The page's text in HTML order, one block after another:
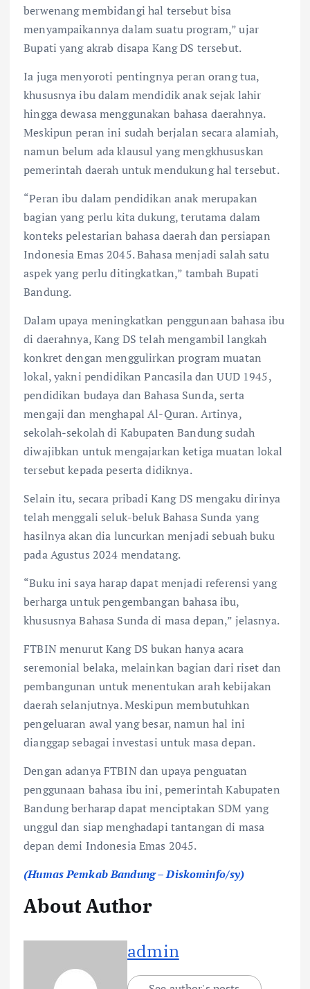
berwenang membidangi hal tersebut bisa
menyampaikannya dalam suatu program,” ujar
Bupati yang akrab disapa Kang DS tersebut.
Ia juga menyoroti pentingnya peran orang tua,
khususnya ibu dalam mendidik anak sejak lahir
hingga dewasa menggunakan bahasa daerahnya.
Meskipun peran ini sudah berjalan secara alamiah,
namun belum ada klausul yang mengkhususkan
pemerintah daerah untuk mendukung hal tersebut.
“Peran ibu dalam pendidikan anak merupakan
bagian yang perlu kita dukung, terutama dalam
konteks pelestarian bahasa daerah dan persiapan
Indonesia Emas 2045. Bahasa menjadi salah satu
aspek yang perlu ditingkatkan,” tambah Bupati
Bandung.
Dalam upaya meningkatkan penggunaan bahasa ibu
di daerahnya, Kang DS telah mengambil langkah
konkret dengan menggulirkan program muatan
lokal, yakni pendidikan Pancasila dan UUD 1945,
pendidikan budaya dan Bahasa Sunda, serta
mengaji dan menghapal Al-Quran. Artinya,
sekolah-sekolah di Kabupaten Bandung sudah
diwajibkan untuk mengajarkan ketiga muatan lokal
tersebut kepada peserta didiknya.
Selain itu, secara pribadi Kang DS mengaku dirinya
telah menggali seluk-beluk Bahasa Sunda yang
hasilnya akan dia luncurkan menjadi sebuah buku
pada Agustus 2024 mendatang.
“Buku ini saya harap dapat menjadi referensi yang
berharga untuk pengembangan bahasa ibu,
khususnya Bahasa Sunda di masa depan,” jelasnya.
FTBIN menurut Kang DS bukan hanya acara
seremonial belaka, melainkan bagian dari riset dan
pembangunan untuk menentukan arah kebijakan
daerah selanjutnya. Meskipun membutuhkan
pengeluaran awal yang besar, namun hal ini
dianggap sebagai investasi untuk masa depan.
Dengan adanya FTBIN dan upaya penguatan
penggunaan bahasa ibu ini, pemerintah Kabupaten
Bandung berharap dapat menciptakan SDM yang
unggul dan siap menghadapi tantangan di masa
depan demi Indonesia Emas 2045.
(Humas Pemkab Bandung – Diskominfo/sy)
About Author
admin